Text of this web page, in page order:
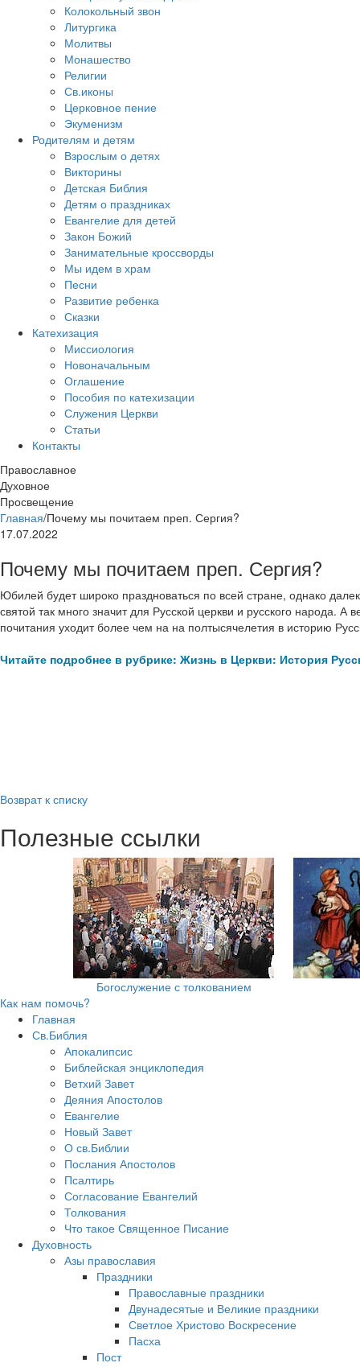
Колокольный звон
Литургика
Молитвы
Монашество
Религии
Св.иконы
Церковное пение
Экуменизм
Родителям и детям
Взрослым о детях
Викторины
Детская Библия
Детям о праздниках
Евангелие для детей
Закон Божий
Занимательные кроссворды
Мы идем в храм
Песни
Развитие ребенка
Сказки
Катехизация
Миссиология
Новоначальным
Оглашение
Пособия по катехизации
Служения Церкви
Статьи
Контакты
Православное
Духовное
Просвещение
Главная/Почему мы почитаем преп. Сергия?
17.07.2022
Почему мы почитаем преп. Сергия?
Юбилей будет широко праздноваться по всей стране, однако
святой так много значит для Русской церкви и русского народа. А
почитания уходит более чем на на полтысячелетия в историю
Читайте подробнее в рубрике: Жизнь в Церкви: История
Возврат к списку
Полезные ссылки
Богослужение с толкованием
Как нам помочь?
Главная
Св.Библия
Апокалипсис
Библейская энциклопедия
Ветхий Завет
Деяния Апостолов
Евангелие
Новый Завет
О св.Библии
Послания Апостолов
Псалтирь
Согласование Евангелий
Толкования
Что такое Священное Писание
Духовность
Азы православия
Праздники
Православные праздники
Двунадесятые и Великие праздники
Светлое Христово Воскресение
Пасха
Пост